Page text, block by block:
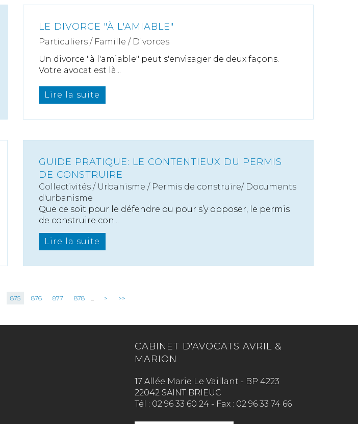
LE DIVORCE "À L'AMIABLE"
Particuliers / Famille / Divorces
Un divorce "à l'amiable" peut s'envisager de deux façons.
Votre avocat est là...
Lire la suite
GUIDE PRATIQUE: LE CONTENTIEUX DU PERMIS
DE CONSTRUIRE
Collectivités / Urbanisme / Permis de construire/ Documents
d'urbanisme
Que ce soit pour le défendre ou pour s’y opposer, le permis
de construire con...
Lire la suite
875 876 877 878 > >>
CABINET D'AVOCATS AVRIL &
MARION
17 Allée Marie Le Vaillant - BP 4223
22042 SAINT BRIEUC
Tél : 02 96 33 60 24 - Fax : 02 96 33 74 66